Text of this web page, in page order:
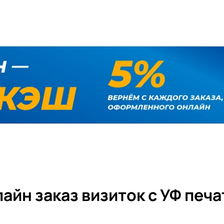
заказ визиток с УФ